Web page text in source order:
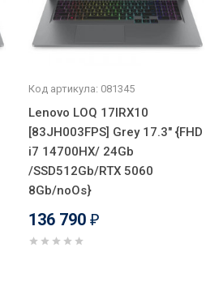
Код артикула: 081345
Lenovo LOQ 17IRX10
[83JH003FPS] Grey 17.3" {FHD
i7 14700HX/ 24Gb
/SSD512Gb/RTX 5060
8Gb/noOs}
136 790 ₽